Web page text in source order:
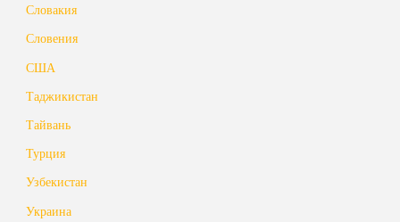
Словакия
Словения
США
Таджикистан
Тайвань
Турция
Узбекистан
Украина